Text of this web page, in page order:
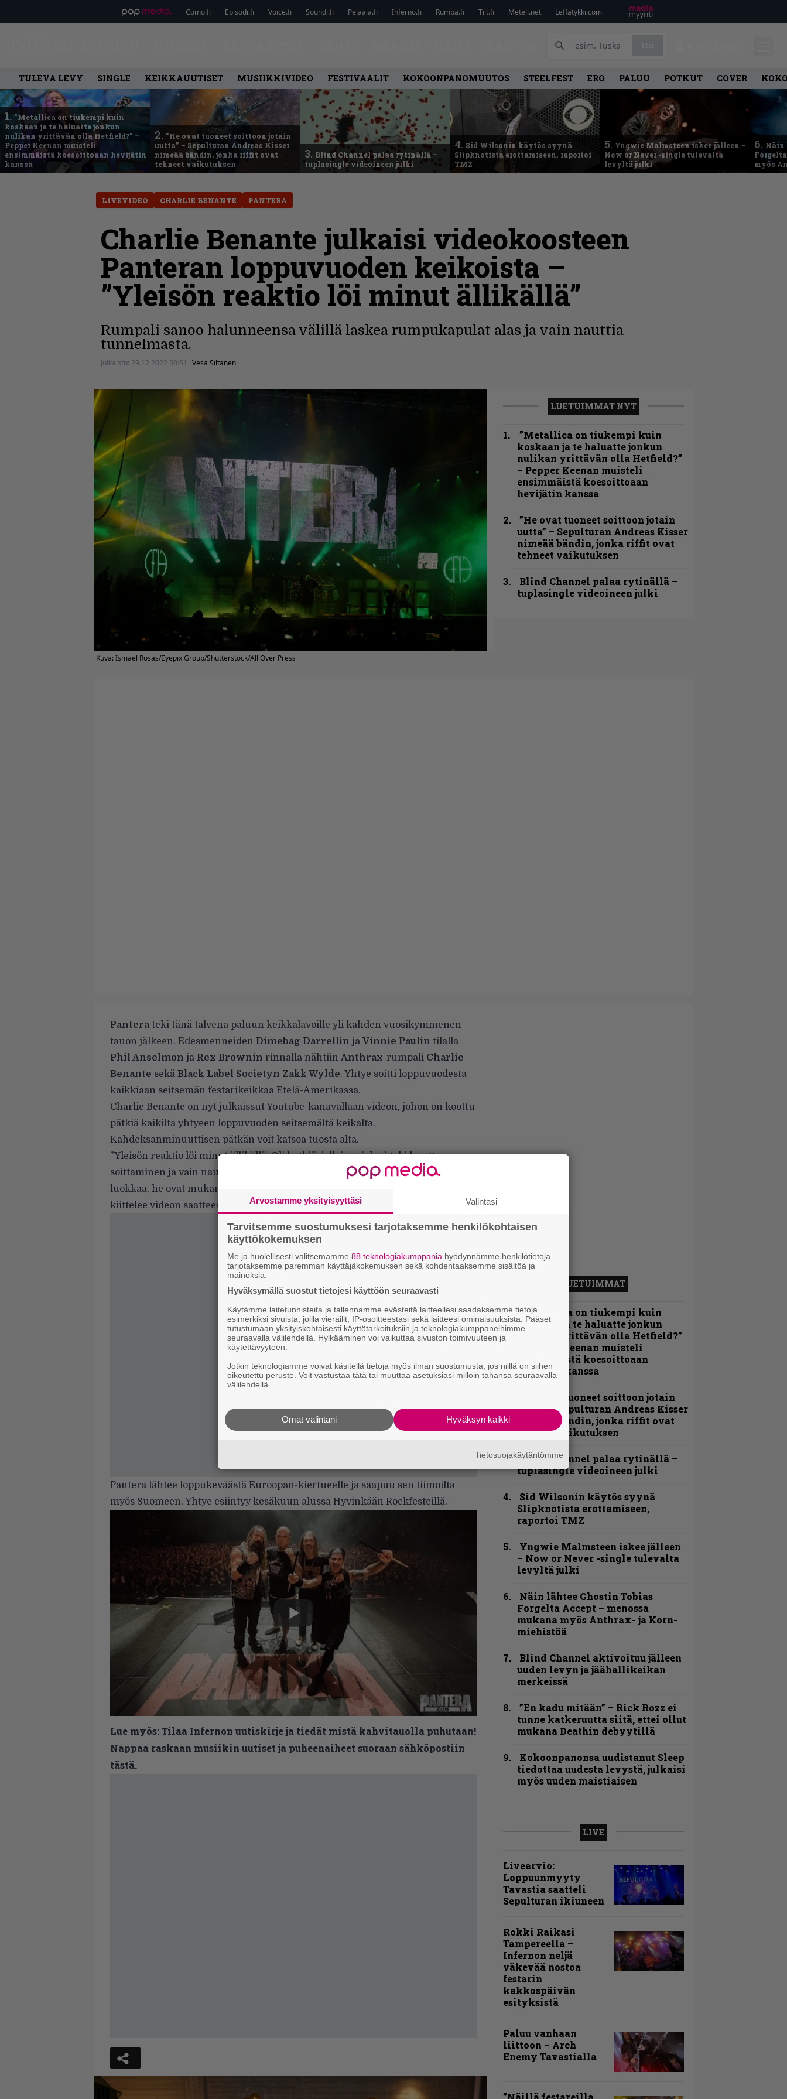
Como.fi Episodi.fi Voice.fi Soundi.fi Pelaaja.fi Inferno.fi Rumba.fi Tilt.fi Meteli.net Leffatykki.com
TULEVA LEVY SINGLE KEIKKAUUTISET MUSIIKKIVIDEO FESTIVAALIT KOKOONPANOMUUTOS STEELFEST ERO PALUU POTKUT COVER
1. ”Metallica on tiukempi kuin
koskaan ja te haluatte jonkun
nulikan yrittävän olla Hetfield?” –
Pepper Keenan muisteli
ensimmäistä koesoittoaan hevijätin
kanssa
2. ”He ovat tuoneet soittoon jotain
uutta” – Sepulturan Andreas Kisser
nimeää bändin, jonka riffit ovat
tehneet vaikutuksen
3. Blind Channel palaa rytinällä –
tuplasingle videoineen julki
4. Sid Wilsonin käytös syynä
Slipknotista erottamiseen, raportoi
TMZ
5. Yngwie Malmsteen iskee jälleen –
Now or Never -single tulevalta
levyltä julki
6. Näin
myös
LIVEVIDEO CHARLIE BENANTE PANTERA
Charlie Benante julkaisi videokoosteen
Panteran loppuvuoden keikoista –
”Yleisön reaktio löi minut ällikällä”
Rumpali sanoo halunneensa välillä laskea rumpukapulat alas ja vain nauttia
tunnelmasta.
Julkaistu: 29.12.2022 08:51 Vesa Siltanen
Kuva: Ismael Rosas/Eyepix Group/Shutterstock/All Over Press
LUETUIMMAT NYT
”Metallica on tiukempi kuin
koskaan ja te haluatte jonkun
nulikan yrittävän olla Hetfield?”
– Pepper Keenan muisteli
ensimmäistä koesoittoaan
hevijätin kanssa
”He ovat tuoneet soittoon jotain
uutta” – Sepulturan Andreas Kisser
nimeää bändin, jonka riffit ovat
tehneet vaikutuksen
Blind Channel palaa rytinällä –
tuplasingle videoineen julki
Panterateki tänä talvena paluun keikkalavoille yli kahden vuosikymmenen
tauon jälkeen. Edesmenneiden Dimebag Darrellin ja Vinnie Paulin tilalla
Phil Anselmon ja Rex Brownin rinnalla nähtiin Anthrax-rumpali Charlie
Benante sekä Black Label Societyn Zakk Wylde. Yhtye soitti loppuvuodesta
kaikkiaan seitsemän festarikeikkaa Etelä-Amerikassa.
Charlie Benante on nyt julkaissutYoutube-kanavallaan videon, johon on koottu
pätkiä kaikilta yhtyeen loppuvuoden seitsemältä keikalta.
Kahdeksanminuuttisen pätkän voit katsoa tuosta alta.
”Yleisön reaktio löi minut ällikällä. Oli hetkiä, jolloin mieleni teki lopettaa
soittaminen ja vain nauttia siitä intohimosta. Fanit siellä ovat aivan toista
luokkaa, he ovat mukana ja jopa laskevat välillä puhelimensa alas”, Benante
kiittelee videon saatteessa eteläamerikkalaisyleisöä.
Pantera lähtee loppukeväästä Euroopan-kiertueelle ja saapuu sen tiimoilta
myös Suomeen. Yhtye esiintyy kesäkuun alussa Hyvinkään Rockfesteillä.
Lue myös:Tilaa Infernon uutiskirje ja tiedät mistä kahvitauolla puhutaan!
Nappaa raskaan musiikin uutiset ja puheenaiheet suoraan sähköpostiin
tästä.
LUETUIMMAT
”Metallica on tiukempi kuin
koskaan ja te haluatte jonkun
nulikan yrittävän olla Hetfield?”
– Pepper Keenan muisteli
ensimmäistä koesoittoaan
hevijätin kanssa
”He ovat tuoneet soittoon jotain
uutta” – Sepulturan Andreas Kisser
nimeää bändin, jonka riffit ovat
tehneet vaikutuksen
Blind Channel palaa rytinällä –
tuplasingle videoineen julki
Sid Wilsonin käytös syynä
Slipknotista erottamiseen,
raportoi TMZ
Yngwie Malmsteen iskee jälleen
– Now or Never -single tulevalta
levyltä julki
Näin lähtee Ghostin Tobias
Forgelta Accept – menossa
mukana myös Anthrax- ja Korn-
miehistöä
Blind Channel aktivoituu jälleen
uuden levyn ja jäähallikeikan
merkeissä
”En kadu mitään” – Rick Rozz ei
tunne katkeruutta siitä, ettei ollut
mukana Deathin debyytillä
Kokoonpanonsa uudistanut Sleep
tiedottaa uudesta levystä, julkaisi
myös uuden maistiaisen
LIVE
Livearvio:
Loppuunmyyty
Tavastia saatteli
Sepulturan ikiuneen
Rokki Raikasi
Tampereella –
Infernon neljä
väkevää nostoa
festarin
kakkospäivän
esityksistä
Paluu vanhaan
liittoon – Arch
Enemy Tavastialla
Arvostamme yksityisyyttäsi Valintasi
Tarvitsemme suostumuksesi tarjotaksemme henkilökohtaisen
käyttökokemuksen
Me ja huolellisesti valitsemamme 88 teknologiakumppania hyödynnämme henkilötietoja
tarjotaksemme paremman käyttäjäkokemuksen sekä kohdentaaksemme sisältöä ja
mainoksia.
Hyväksymällä suostut tietojesi käyttöön seuraavasti
Käytämme laitetunnisteita ja tallennamme evästeitä laitteellesi saadaksemme tietoja
esimerkiksi sivuista, joilla vierailit, IP-osoitteestasi sekä laitteesi ominaisuuksista. Pääset
tutustumaan yksityiskohtaisesti käyttötarkoituksiin ja teknologiakumppaneihimme
seuraavalla välilehdellä. Hylkääminen voi vaikuttaa sivuston toimivuuteen ja
käytettävyyteen.
Jotkin teknologiamme voivat käsitellä tietoja myös ilman suostumusta, jos niillä on siihen
oikeutettu peruste. Voit vastustaa tätä tai muuttaa asetuksiasi milloin tahansa seuraavalla
välilehdellä.
Hyväksyn kaikki
Omat valintani
Tietosuojakäytäntömme